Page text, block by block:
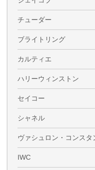
チューダー
ブライトリング
カルティエ
ハリーウィンストン
セイコー
シャネル
ヴァシュロン・コンスタ
IWC